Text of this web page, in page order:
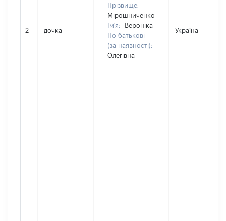
2 дочка
Прізвище:
Мірошниченко
Ім'я:
Вероніка
По батькові
(за наявності):
Олегівна
Україна